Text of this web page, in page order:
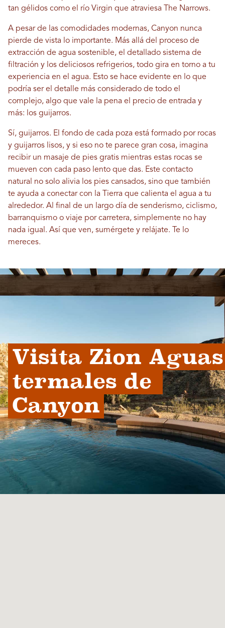
tan gélidos como el río Virgin que atraviesa The Narrows.
A pesar de las comodidades modernas, Canyon nunca
pierde de vista lo importante. Más allá del proceso de
extracción de agua sostenible, el detallado sistema de
filtración y los deliciosos refrigerios, todo gira en torno a tu
experiencia en el agua. Esto se hace evidente en lo que
podría ser el detalle más considerado de todo el
complejo, algo que vale la pena el precio de entrada y
más: los guijarros.
Sí, guijarros. El fondo de cada poza está formado por rocas
y guijarros lisos, y si eso no te parece gran cosa, imagina
recibir un masaje de pies gratis mientras estas rocas se
mueven con cada paso lento que das. Este contacto
natural no solo alivia los pies cansados, sino que también
te ayuda a conectar con la Tierra que calienta el agua a tu
alrededor. Al final de un largo día de senderismo, ciclismo,
barranquismo o viaje por carretera, simplemente no hay
nada igual. Así que ven, sumérgete y relájate. Te lo
mereces.
Visita Zion Aguas
termales de
Canyon